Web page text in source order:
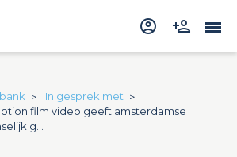
In gesprek met
film video geeft amsterdamse
g...